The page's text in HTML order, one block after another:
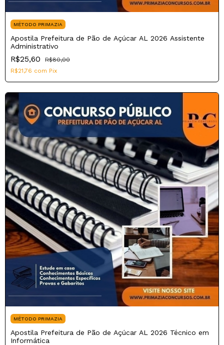
MÉTODO PRIMAZIA
Apostila Prefeitura de Pão de Açúcar AL 2026 Assistente
Administrativo
R$25,60
R$80,00
R$21,76 com Pix
MÉTODO PRIMAZIA
Apostila Prefeitura de Pão de Açúcar AL 2026 Técnico em
Informática